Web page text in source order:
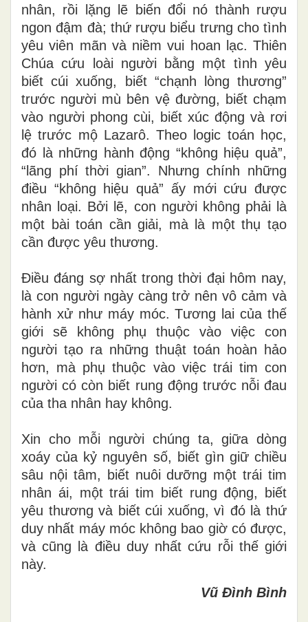
nhân, rồi lặng lẽ biến đổi nó thành rượu
ngon đậm đà; thứ rượu biểu trưng cho tình
yêu viên mãn và niềm vui hoan lạc. Thiên
Chúa cứu loài người bằng một tình yêu
biết cúi xuống, biết “chạnh lòng thương”
trước người mù bên vệ đường, biết chạm
vào người phong cùi, biết xúc động và rơi
lệ trước mộ Lazarô. Theo logic toán học,
đó là những hành động “không hiệu quả”,
“lãng phí thời gian”. Nhưng chính những
điều “không hiệu quả” ấy mới cứu được
nhân loại. Bởi lẽ, con người không phải là
một bài toán cần giải, mà là một thụ tạo
cần được yêu thương.
Điều đáng sợ nhất trong thời đại hôm nay,
là con người ngày càng trở nên vô cảm và
hành xử như máy móc. Tương lai của thế
giới sẽ không phụ thuộc vào việc con
người tạo ra những thuật toán hoàn hảo
hơn, mà phụ thuộc vào việc trái tim con
người có còn biết rung động trước nỗi đau
của tha nhân hay không.
Xin cho mỗi người chúng ta, giữa dòng
xoáy của kỷ nguyên số, biết gìn giữ chiều
sâu nội tâm, biết nuôi dưỡng một trái tim
nhân ái, một trái tim biết rung động, biết
yêu thương và biết cúi xuống, vì đó là thứ
duy nhất máy móc không bao giờ có được,
và cũng là điều duy nhất cứu rỗi thế giới
này.
Vũ Đình Bình